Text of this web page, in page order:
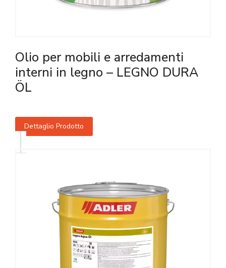
Olio per mobili e arredamenti
interni in legno – LEGNO DURA
ÖL
Dettaglio Prodotto